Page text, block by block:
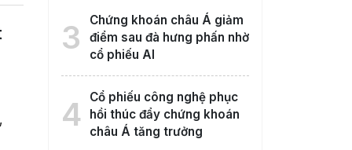
3
Chứng khoán châu Á giảm
điểm sau đà hưng phấn nhờ
cổ phiếu AI
4
Cổ phiếu công nghệ phục
hồi thúc đẩy chứng khoán
châu Á tăng trưởng